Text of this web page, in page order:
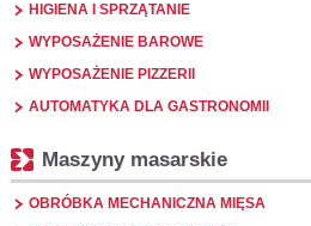
HIGIENA I SPRZĄTANIE
WYPOSAŻENIE BAROWE
WYPOSAŻENIE PIZZERII
AUTOMATYKA DLA GASTRONOMII
Maszyny masarskie
OBRÓBKA MECHANICZNA MIĘSA